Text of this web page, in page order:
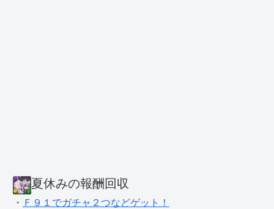
夏休みの報酬回収
・ Ｆ９１でガチャ２つなどゲット！